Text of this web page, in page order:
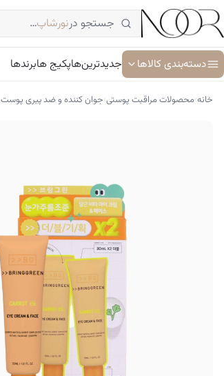
رفتن
به
محتوا
جستجو درنورشاپ…
دسته‌بندی کالاها
جوان کننده و ضد پیری پوست
شوینده پوست و صورت
جدیدترین‌هاپکیج هابرندها
خانه›محصولات مراقبت پوستی›جوان کننده و ضد پیری پوست